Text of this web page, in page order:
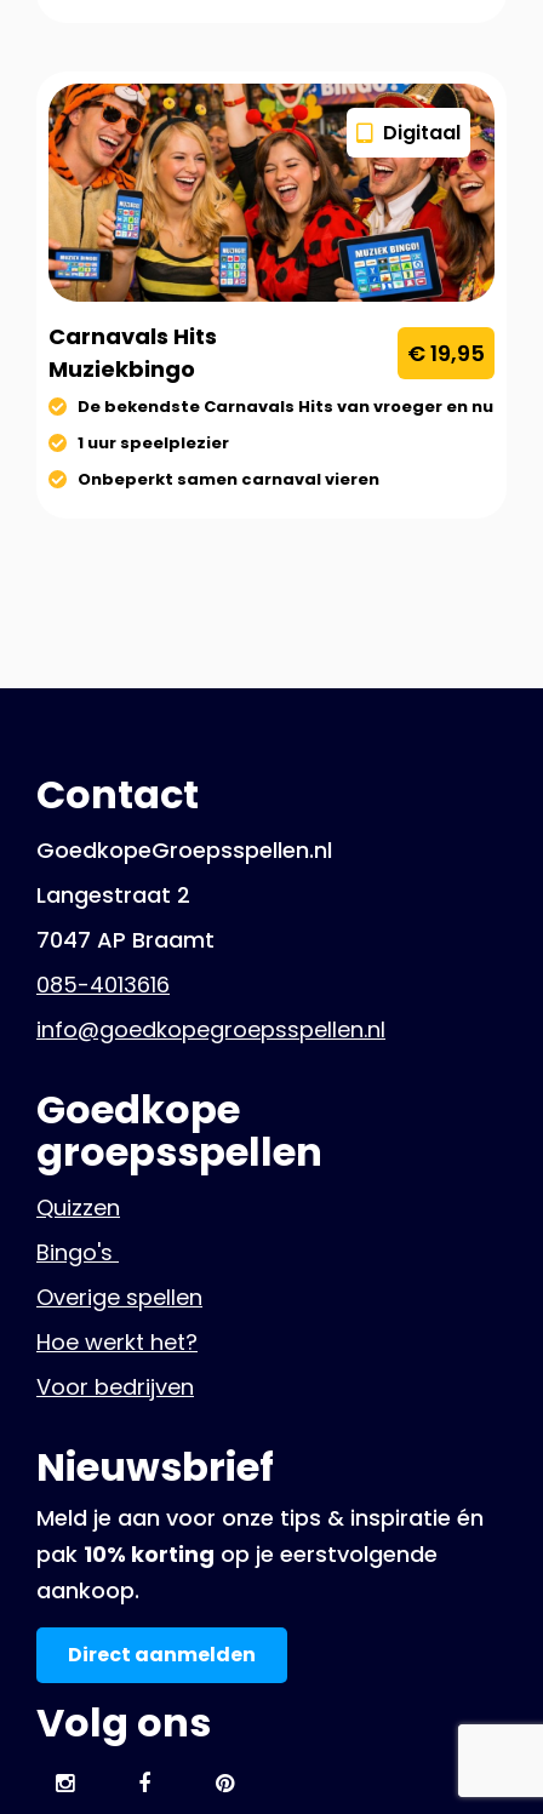
Digitaal
Carnavals Hits
Muziekbingo
€ 19,95
De bekendste Carnavals Hits van vroeger en nu
1 uur speelplezier
Onbeperkt samen carnaval vieren
Contact
GoedkopeGroepsspellen.nl
Langestraat 2
7047 AP Braamt
085-4013616
info@goedkopegroepsspellen.nl
Goedkope
groepsspellen
Quizzen
Bingo's
Overige spellen
Hoe werkt het?
Voor bedrijven
Nieuwsbrief
Meld je aan voor onze tips & inspiratie én
pak 10% korting op je eerstvolgende
aankoop.
Direct aanmelden
Volg ons